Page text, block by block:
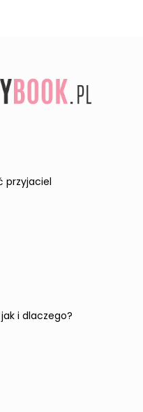
przyjaciel
i dlaczego?